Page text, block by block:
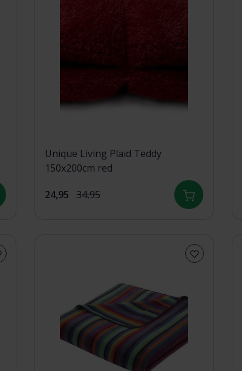
Unique Living Plaid Teddy
150x200cm red
24,95 34,95